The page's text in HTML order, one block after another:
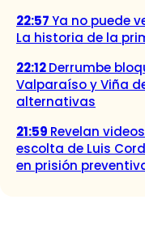
22:57Ya no puede
La historia de la
22:12Derrumbe
Valparaíso y Viña
alternativas
21:59 Revelan
escolta de Luis
en prisión